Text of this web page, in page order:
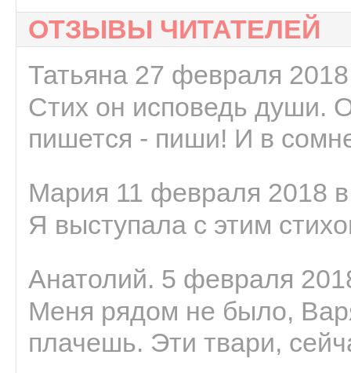
ОТЗЫВЫ ЧИТАТЕЛЕЙ
Татьяна 27 февраля
Стих он исповедь души.
пишется - пиши! И в
Мария 11 февраля 2018
Я выступала с этим
Анатолий. 5 февраля
Меня рядом не было,
плачешь. Эти твари,